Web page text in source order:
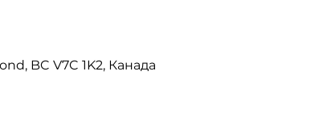
BC V7C 1K2, Канада